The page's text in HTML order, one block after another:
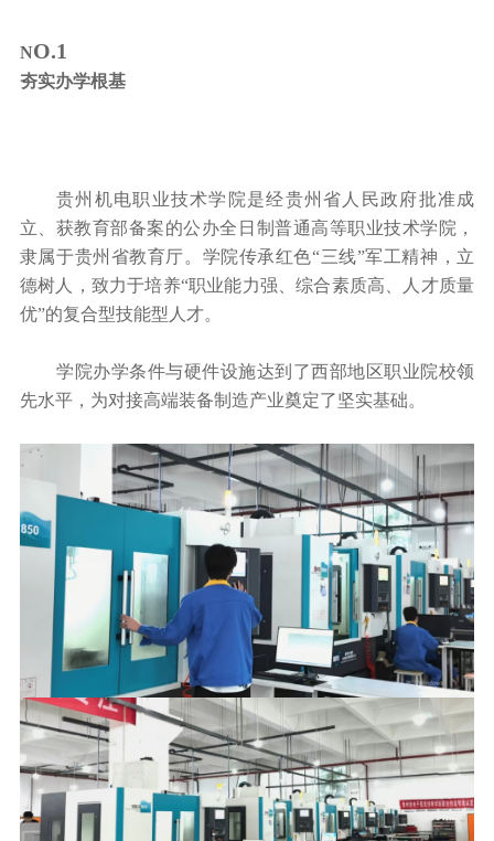
NO.1
夯实办学根基
贵州机电职业技术学院是经贵州省人民政府批准成
立、获教育部备案的公办全日制普通高等职业技术学院，
隶属于贵州省教育厅。学院传承红色“三线”军工精神，立
德树人，致力于培养“职业能力强、综合素质高、人才质量
优”的复合型技能型人才。
学院办学条件与硬件设施达到了西部地区职业院校领
先水平，为对接高端装备制造产业奠定了坚实基础。